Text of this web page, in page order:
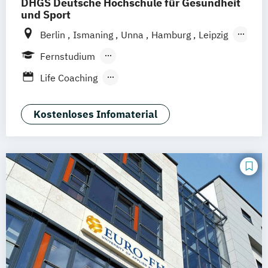
und Sport
Berlin Ismaning Unna Hamburg
Leipzig
Köln
Frankfurt
Fernstudium
Berufsbegleitendes Präsenzstudium
Life Coaching
Psychologie
Kostenloses Infomaterial